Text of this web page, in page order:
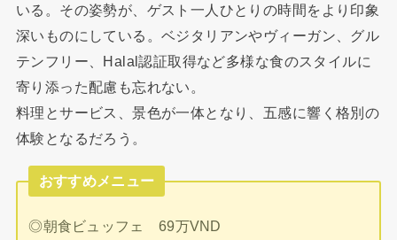
いる。その姿勢が、ゲスト一人ひとりの時間をより印象
深いものにしている。ベジタリアンやヴィーガン、グル
テンフリー、Halal認証取得など多様な食のスタイルに
寄り添った配慮も忘れない。
料理とサービス、景色が一体となり、五感に響く格別の
体験となるだろう。
おすすめメニュー
◎朝食ビュッフェ 69万VND